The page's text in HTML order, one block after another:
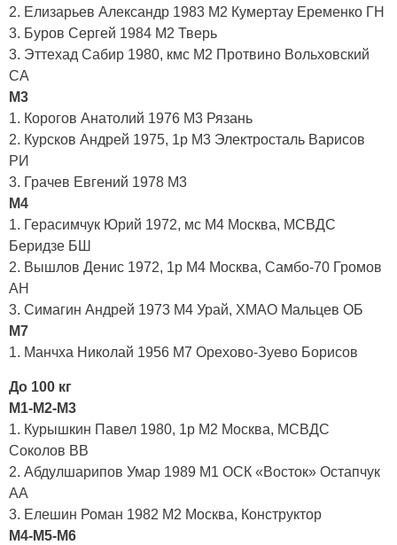
2. Елизарьев Александр 1983 М2 Кумертау Еременко ГН
3. Буров Сергей 1984 М2 Тверь
3. Эттехад Сабир 1980, кмс М2 Протвино Вольховский
СА
М3
1. Корогов Анатолий 1976 М3 Рязань
2. Курсков Андрей 1975, 1р М3 Электросталь Варисов
РИ
3. Грачев Евгений 1978 М3
М4
1. Герасимчук Юрий 1972, мс М4 Москва, МСВДС
Беридзе БШ
2. Вышлов Денис 1972, 1р М4 Москва, Самбо-70 Громов
АН
3. Симагин Андрей 1973 М4 Урай, ХМАО Мальцев ОБ
М7
1. Манчха Николай 1956 М7 Орехово-Зуево Борисов
До 100 кг
М1-М2-M3
1. Курышкин Павел 1980, 1р М2 Москва, МСВДС
Соколов ВВ
2. Абдулшарипов Умар 1989 М1 ОСК «Восток» Остапчук
АА
3. Елешин Роман 1982 М2 Москва, Конструктор
М4-М5-М6